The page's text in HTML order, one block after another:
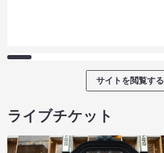
サイトを閲覧する
ライブチケット